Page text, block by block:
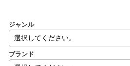
ジャンル
ブランド